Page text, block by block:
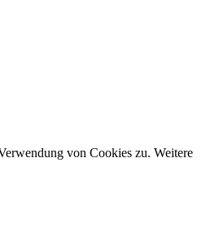
von Cookies zu. Weitere